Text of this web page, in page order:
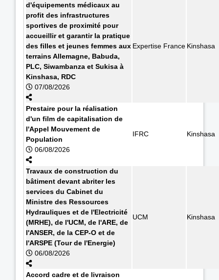
d'équipements médicaux au
profit des infrastructures
sportives de proximité pour
accueillir et garantir la pratique
des filles et jeunes femmes aux
terrains Allemagne, Babuda,
PLC, Siwambanza et Sukisa à
Kinshasa, RDC
07/08/2026
Expertise France Kinshasa
Prestaire pour la réalisation
d'un film de capitalisation de
l'Appel Mouvement de
Population
06/08/2026
IFRC Kinshasa
Travaux de construction du
bâtiment devant abriter les
services du Cabinet du
Ministre des Ressources
Hydrauliques et de l'Electricité
(MRHE), de l'UCM, de l'ARE, de
l'ANSER, de la CEP-O et de
l'ARSPE (Tour de l'Energie)
06/08/2026
UCM Kinshasa
Accord cadre et de livraison